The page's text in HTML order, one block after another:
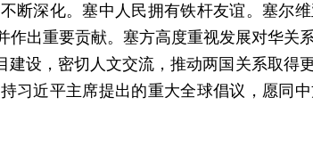
断深化。塞中人民拥有铁杆友谊。塞尔
出重要贡献。塞方高度重视发展对华关
设，密切人文交流，推动两国关系取得
习近平主席提出的重大全球倡议，愿同